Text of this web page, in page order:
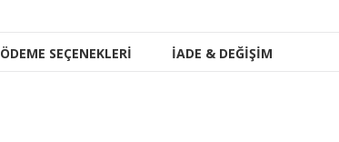
ÖDEME SEÇENEKLERİ İADE & DEĞİŞİM